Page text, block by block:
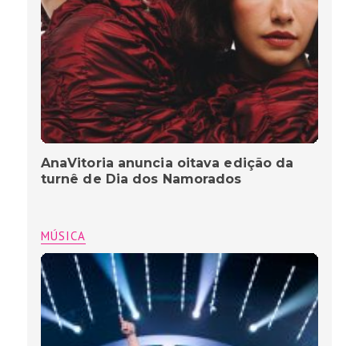
AnaVitoria anuncia oitava edição da
turnê de Dia dos Namorados
MÚSICA